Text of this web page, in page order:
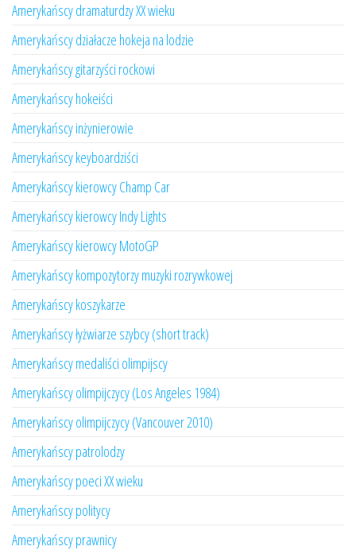
Amerykańscy dramaturdzy XX wieku
Amerykańscy działacze hokeja na lodzie
Amerykańscy gitarzyści rockowi
Amerykańscy hokeiści
Amerykańscy inżynierowie
Amerykańscy keyboardziści
Amerykańscy kierowcy Champ Car
Amerykańscy kierowcy Indy Lights
Amerykańscy kierowcy MotoGP
Amerykańscy kompozytorzy muzyki rozrywkowej
Amerykańscy koszykarze
Amerykańscy łyżwiarze szybcy (short track)
Amerykańscy medaliści olimpijscy
Amerykańscy olimpijczycy (Los Angeles 1984)
Amerykańscy olimpijczycy (Vancouver 2010)
Amerykańscy patrolodzy
Amerykańscy poeci XX wieku
Amerykańscy politycy
Amerykańscy prawnicy